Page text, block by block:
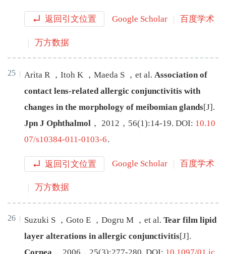
返回引文位置 Google Scholar 百度学术
万方数据
25 Arita R ， Itoh K ， Maeda S ， et al. Association of
contact lens-related allergic conjunctivitis with
changes in the morphology of meibomian glands[J] .
Jpn J Ophthalmol ， 2012 ， 56(1):14-19. DOI: 10.10
07/s10384-011-0103-6.
返回引文位置 Google Scholar 百度学术
万方数据
26 Suzuki S ， Goto E ， Dogru M ， et al. Tear film lipid
layer alterations in allergic conjunctivitis[J].